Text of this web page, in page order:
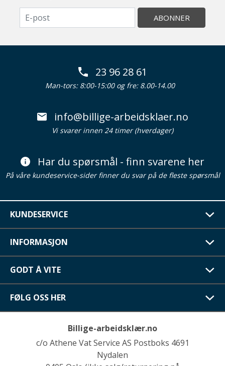
ABONNER
23 96 28 61
Man-tors: 8:00-15:00 og fre: 8.00-14.00
info@billige-arbeidsklaer.no
Vi svarer innen 24 timer (hverdager)
Har du spørsmål - finn svarene her
På våre kundeservice-sider finner du svar på de fleste spørsmål
KUNDESERVICE
INFORMASJON
GODT Å VITE
FØLG OSS HER
Billige-arbeidsklær.no
c/o Athene Vat Service AS Postboks 4691
Nydalen